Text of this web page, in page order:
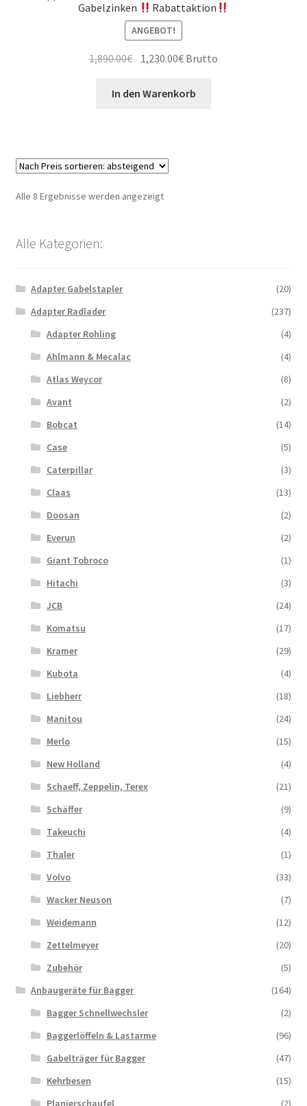
Gabelzinken
Rabattaktion
ANGEBOT!
1,890.00€ Ursprünglicher
war:
1,230.00€Aktueller
ist:
Brutto
In den Warenkorb
Alle 8 Ergebnisse werden angezeigtNach
Alle Kategorien:
Adapter Gabelstapler
(20)
Adapter Radlader
(237)
Adapter Rohling
(4)
Ahlmann & Mecalac
(4)
Atlas Weycor
(8)
Avant
(2)
Bobcat
(14)
Case
(5)
Caterpillar
(3)
Claas
(13)
Doosan
(2)
Everun
(2)
Giant Tobroco
(1)
Hitachi
(3)
JCB
(24)
Komatsu
(17)
Kramer
(29)
Kubota
(4)
Liebherr
(18)
Manitou
(24)
Merlo
(15)
New Holland
(4)
Schaeff, Zeppelin, Terex
(21)
Schäffer
(9)
Takeuchi
(4)
Thaler
(1)
Volvo
(33)
Wacker Neuson
(7)
Weidemann
(12)
Zettelmeyer
(20)
Zubehör
(5)
Anbaugeräte für Bagger
(164)
Bagger Schnellwechsler
(2)
Baggerlöffeln & Lastarme
(96)
Gabelträger für Bagger
(47)
Kehrbesen
(15)
Planierschaufel
(2)